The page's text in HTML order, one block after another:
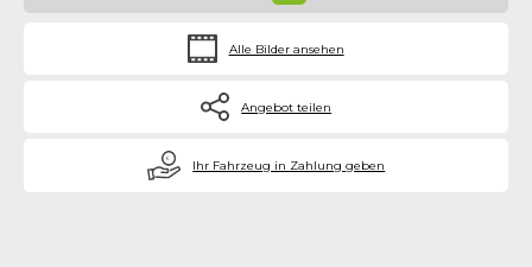
Alle Bilder ansehen
Angebot teilen
€ Ihr Fahrzeug in Zahlung geben